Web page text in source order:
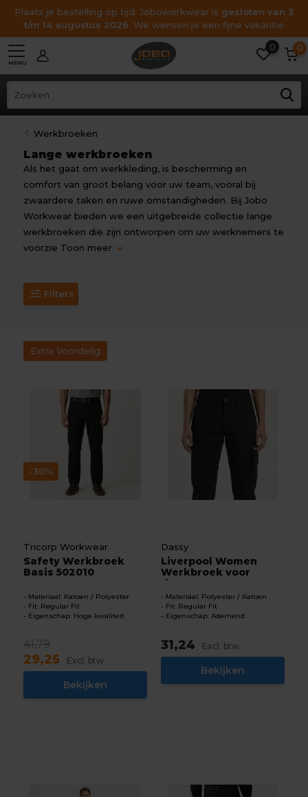
Plaats je bestelling op tijd. Joboworkwear is gesloten van 3
t/m 14 augustus 2026. We wensen je een fijne vakantie
MENU
0 0
Werkbroeken
Lange werkbroeken
Als het gaat om werkkleding, is bescherming en
comfort van groot belang voor uw team, vooral bij
zwaardere taken en ruwe omstandigheden. Bij Jobo
Workwear bieden we een uitgebreide collectie lange
werkbroeken die zijn ontworpen om uw werknemers te
voorzie Toon meer
Filters
-30%
Tricorp Workwear
Safety Werkbroek
Basis 502010
Materiaal: Katoen / Polyester
Fit: Regular Fit
Eigenschap: Hoge kwaliteit
41,79
29,25 Excl. btw
Bekijken
Extra Voordelig
Dassy
Liverpool Women
Werkbroek voor
dames
Materiaal: Polyester / Katoen
Fit: Regular Fit
Eigenschap: Ademend
31,24 Excl. btw
Bekijken